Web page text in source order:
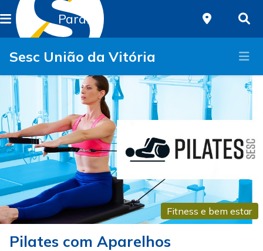
Paraná
Sesc União da Vitória
Fitness e bem estar
Pilates com Aparelhos